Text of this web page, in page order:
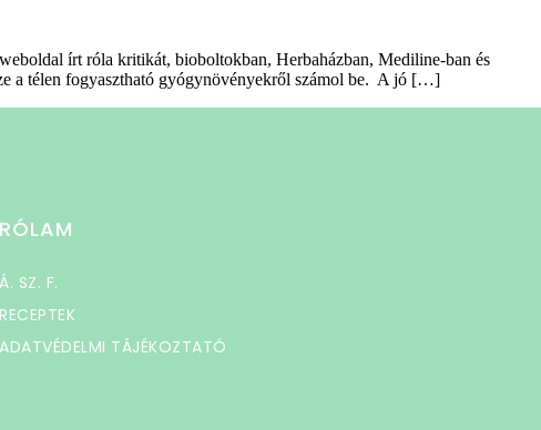
írt róla kritikát, bioboltokban, Herbaházban, Mediline-ban és
a télen fogyasztható gyógynövényekről számol be. A jó […]
RÓLAM
Á. SZ. F.
RECEPTEK
ADATVÉDELMI TÁJÉKOZTATÓ